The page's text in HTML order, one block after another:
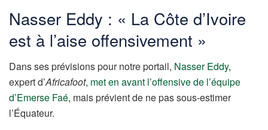
Nasser Eddy : « La Côte d’Ivoire
est à l’aise offensivement »
Dans ses prévisions pour notre portail, Nasser Eddy,
expert d’Africafoot, met en avant l’offensive de l’équipe
d’Emerse Faé, mais prévient de ne pas sous-estimer
l’Équateur.